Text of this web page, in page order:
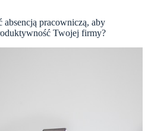
absencją pracowniczą, aby
Twojej firmy?